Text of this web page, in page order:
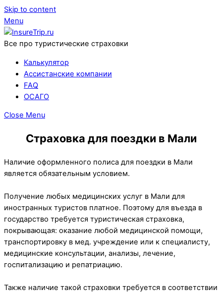
Skip to content
Menu
Все про туристические страховки
Калькулятор
Ассистанские компании
FAQ
ОСАГО
Close Menu
Страховка для поездки в Мали
Наличие оформленного полиса для поездки в Мали
является обязательным условием.
Получение любых медицинских услуг в Мали для
иностранных туристов платное. Поэтому для въезда в
государство требуется туристическая страховка,
покрывающая: оказание любой медицинской помощи,
транспортировку в мед. учреждение или к специалисту,
медицинские консультации, анализы, лечение,
госпитализацию и репатриацию.
Также наличие такой страховки требуется в соответствии